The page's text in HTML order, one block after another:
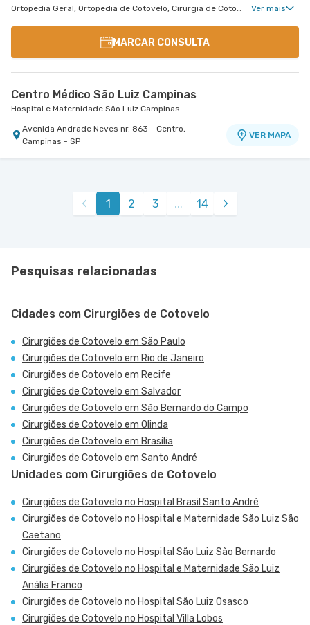
Ortopedia Geral, Ortopedia de Cotovelo, Cirurgia de Cotovelo, Cirurgia de Ombro Ver mais
MARCAR CONSULTA
Centro Médico São Luiz Campinas
Hospital e Maternidade São Luiz Campinas
Avenida Andrade Neves nr. 863 - Centro,
Campinas - SP
VER MAPA
1 2 3 ... 14
Pesquisas relacionadas
Cidades com Cirurgiões de Cotovelo
Cirurgiões de Cotovelo em São Paulo
Cirurgiões de Cotovelo em Rio de Janeiro
Cirurgiões de Cotovelo em Recife
Cirurgiões de Cotovelo em Salvador
Cirurgiões de Cotovelo em São Bernardo do Campo
Cirurgiões de Cotovelo em Olinda
Cirurgiões de Cotovelo em Brasília
Cirurgiões de Cotovelo em Santo André
Unidades com Cirurgiões de Cotovelo
Cirurgiões de Cotovelo no Hospital Brasil Santo André
Cirurgiões de Cotovelo no Hospital e Maternidade São Luiz São
Caetano
Cirurgiões de Cotovelo no Hospital São Luiz São Bernardo
Cirurgiões de Cotovelo no Hospital e Maternidade São Luiz
Anália Franco
Cirurgiões de Cotovelo no Hospital São Luiz Osasco
Cirurgiões de Cotovelo no Hospital Villa Lobos